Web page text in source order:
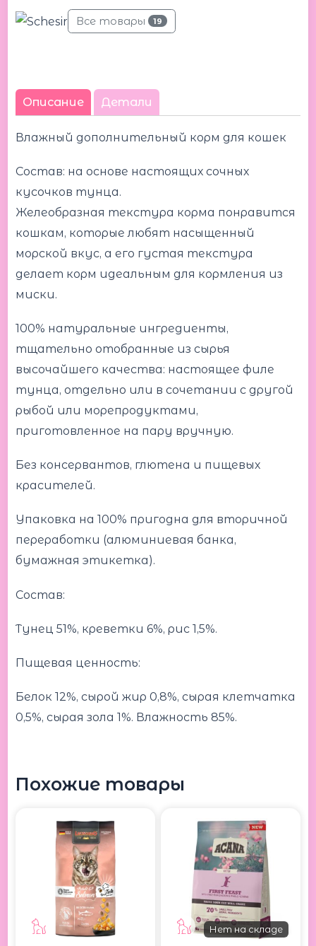
Все товары 19
Описание Детали
Влажный дополнительный корм для кошек
Состав: на основе настоящих сочных
кусочков тунца.
Желеобразная текстура корма понравится
кошкам, которые любят насыщенный
морской вкус, а его густая текстура
делает корм идеальным для кормления из
миски.
100% натуральные ингредиенты,
тщательно отобранные из сырья
высочайшего качества: настоящее филе
тунца, отдельно или в сочетании с другой
рыбой или морепродуктами,
приготовленное на пару вручную.
Без консервантов, глютена и пищевых
красителей.
Упаковка на 100% пригодна для вторичной
переработки (алюминиевая банка,
бумажная этикетка).
Состав:
Тунец 51%, креветки 6%, рис 1,5%.
Пищевая ценность:
Белок 12%, сырой жир 0,8%, сырая клетчатка
0,5%, сырая зола 1%. Влажность 85%.
Похожие товары
Нет на складе